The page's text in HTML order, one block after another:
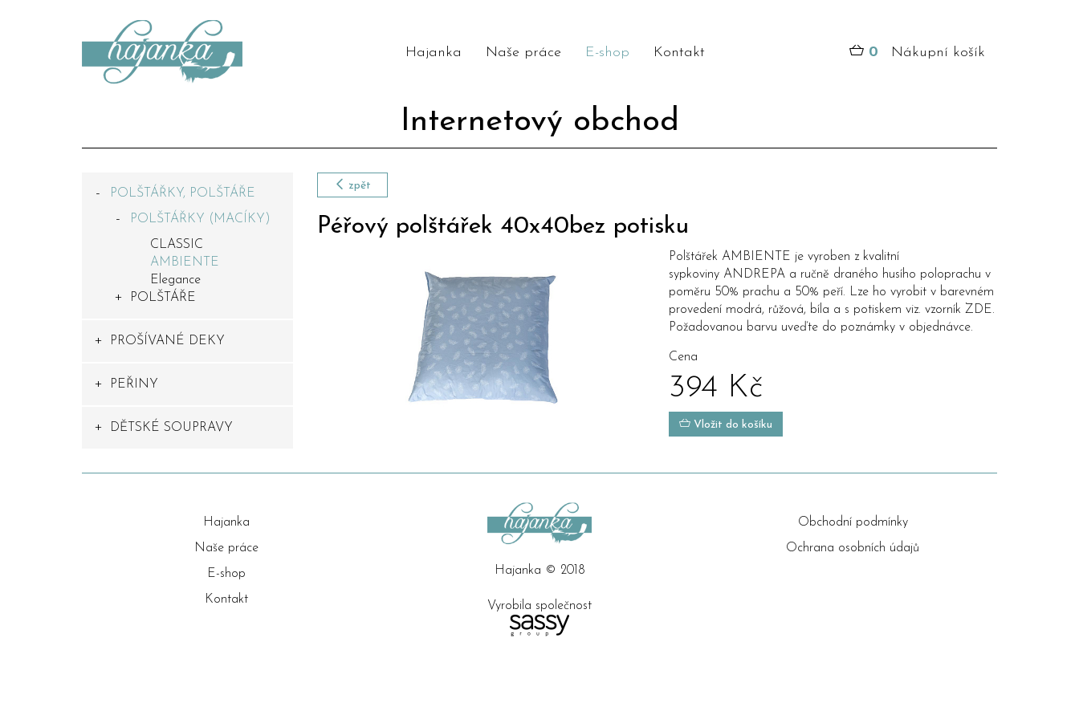
Hajanka Naše práce E-shop Kontakt 0 Nákupní košík
Internetový obchod
POLŠTÁŘKY, POLŠTÁŘE
POLŠTÁŘKY (MACÍKY)
CLASSIC
AMBIENTE
Elegance
POLŠTÁŘE
PROŠÍVANÉ DEKY
PEŘINY
DĚTSKÉ SOUPRAVY
zpět
Péřový polštářek 40x40bez potisku
Polštářek AMBIENTE je vyroben z kvalitní
sypkoviny ANDREPA a ručně draného husího poloprachu v
poměru 50% prachu a 50% peří. Lze ho vyrobit v barevném
provedení modrá, růžová, bíla a s potiskem viz. vzorníkZDE.
Požadovanou barvu uveďte do poznámky v objednávce.
Cena
394 Kč
Vložit do košíku
Hajanka
Naše práce
E-shop
Kontakt
Hajanka © 2018
Vyrobila společnost
Obchodní podmínky
Ochrana osobních údajů